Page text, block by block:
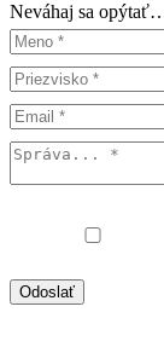
Neváhaj sa
Odoslať